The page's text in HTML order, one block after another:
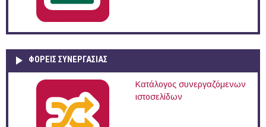
ΦΟΡΕΙΣ ΣΥΝΕΡΓΑΣΙΑΣ
Κατάλογος συνεργαζόμενων
ιστοσελίδων